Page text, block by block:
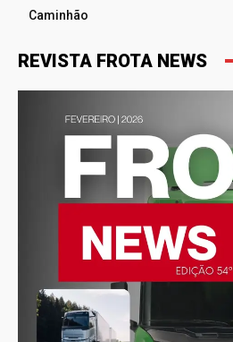
Caminhão
REVISTA FROTA NEWS